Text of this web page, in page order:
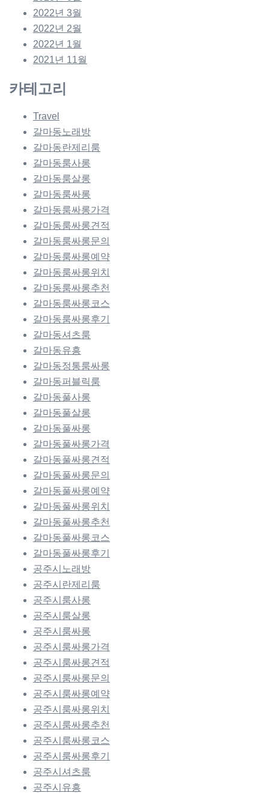
2022년 3월
2022년 2월
2022년 1월
2021년 11월
카테고리
Travel
갈마동노래방
갈마동란제리룸
갈마동룸사롱
갈마동룸살롱
갈마동룸싸롱
갈마동룸싸롱가격
갈마동룸싸롱견적
갈마동룸싸롱문의
갈마동룸싸롱예약
갈마동룸싸롱위치
갈마동룸싸롱추천
갈마동룸싸롱코스
갈마동룸싸롱후기
갈마동셔츠룸
갈마동유흥
갈마동정통룸싸롱
갈마동퍼블릭룸
갈마동풀사롱
갈마동풀살롱
갈마동풀싸롱
갈마동풀싸롱가격
갈마동풀싸롱견적
갈마동풀싸롱문의
갈마동풀싸롱예약
갈마동풀싸롱위치
갈마동풀싸롱추천
갈마동풀싸롱코스
갈마동풀싸롱후기
공주시노래방
공주시란제리룸
공주시룸사롱
공주시룸살롱
공주시룸싸롱
공주시룸싸롱가격
공주시룸싸롱견적
공주시룸싸롱문의
공주시룸싸롱예약
공주시룸싸롱위치
공주시룸싸롱추천
공주시룸싸롱코스
공주시룸싸롱후기
공주시셔츠룸
공주시유흥